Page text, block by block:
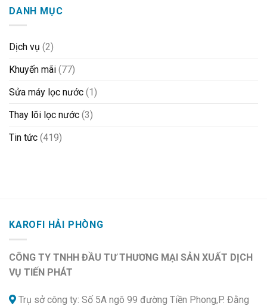
DANH MỤC
Dịch vụ (2)
Khuyến mãi (77)
Sửa máy lọc nước (1)
Thay lõi lọc nước (3)
Tin tức (419)
KAROFI HẢI PHÒNG
CÔNG TY TNHH ĐẦU TƯ THƯƠNG MẠI SẢN XUẤT DỊCH
VỤ TIẾN PHÁT
Trụ sở công ty: Số 5A ngõ 99 đường Tiền Phong,P. Đằng